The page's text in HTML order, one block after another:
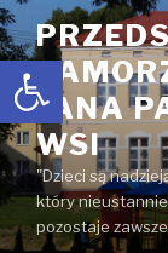
Open toolbar
Przejdź
do
treści
JANA
WSI
"Dzieci są
który nieustannie
pozostaje